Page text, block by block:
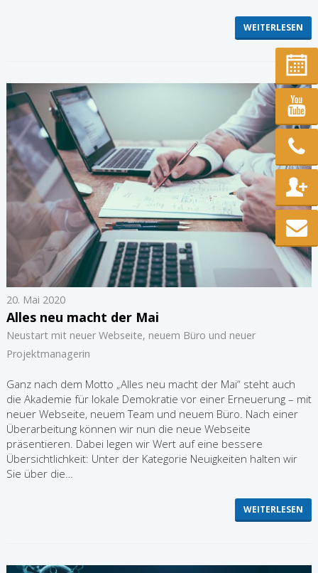
WEITERLESEN
20. Mai 2020
Alles neu macht der Mai
Neustart mit neuer Webseite, neuem Büro und neuer
Projektmanagerin
Ganz nach dem Motto „Alles neu macht der Mai“ steht auch
die Akademie für lokale Demokratie vor einer Erneuerung – mit
neuer Webseite, neuem Team und neuem Büro. Nach einer
Überarbeitung können wir nun die neue Webseite
präsentieren. Dabei legen wir Wert auf eine bessere
Übersichtlichkeit: Unter der Kategorie Neuigkeiten halten wir
Sie über die…
WEITERLESEN